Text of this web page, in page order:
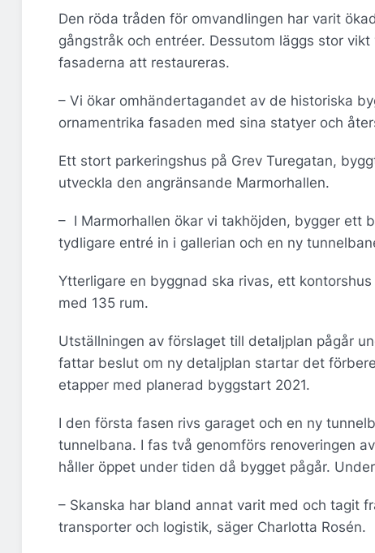
Den röda tråden för omvandlingen har varit
gångstråk och entréer. Dessutom läggs stor
fasaderna att restaureras.
– Vi ökar omhändertagandet av de historiska
ornamentrika fasaden med sina statyer och
Ett stort parkeringshus på Grev Turegatan,
utveckla den angränsande Marmorhallen.
– I Marmorhallen ökar vi takhöjden, bygger ett
tydligare entré in i gallerian och en ny
Ytterligare en byggnad ska rivas, ett
med 135 rum.
Utställningen av förslaget till detaljplan pågår
fattar beslut om ny detaljplan startar det
etapper med planerad byggstart 2021.
I den första fasen rivs garaget och en ny
tunnelbana. I fas två genomförs renoveringen
håller öppet under tiden då bygget pågår.
– Skanska har bland annat varit med och tagit
transporter och logistik, säger Charlotta Rosén.